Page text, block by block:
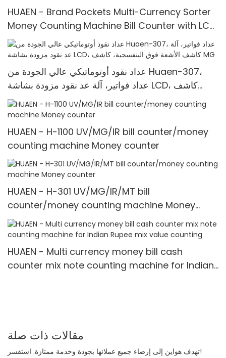
HUAEN - Brand Pockets Multi-Currency Sorter
Money Counting Machine Bill Counter with LCD
Display Pockets mix value counting
عداد نقود أوتوماتيكي عالي الجودة من Huaen-307،
عداد فواتير، آلة عد نقود مزودة بشاشة LCD، كاشف
الأشعة فوق البنفسجية، كاشف MG
HUAEN - H-1100 UV/MG/IR bill counter/money
counting machine Money counter
HUAEN - H-301 UV/MG/IR/MT bill
counter/money counting machine Money
counter
HUAEN - Multi currency money bill cash
counter mix note counting machine for Indian
مقالات ذات صلة
تهدف هواين إلى إرضاء جميع عملائها بجودة وخدمة ممتازة. استفسر!